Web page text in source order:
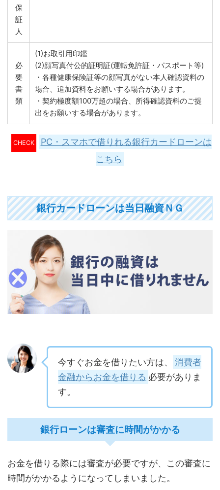
保
証
人
必
要
書
類
(1)お取引用印鑑
(2)顔写真付公的証明証(運転免許証・パスポート等)
・各種健康保険証等の顔写真がない本人確認資料の
場合、追加資料をお願いする場合があります。
・契約極度額100万超の場合、所得確認資料のご提
出をお願いする場合があります。
CHECK
PC・スマホで借りれる銀行カードローンは
こちら
銀行カードローンは当日融資ＮＧ
今すぐお金を借りたい方は、
消費者
金融からお金を借りる 必要がありま
す。
銀行ローンは審査に時間がかかる
お金を借りる際には審査が必要ですが、この審査に
時間がかかるようになってしまいました。